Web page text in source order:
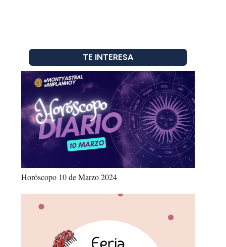
TE INTERESA
Horóscopo 10 de Marzo 2024